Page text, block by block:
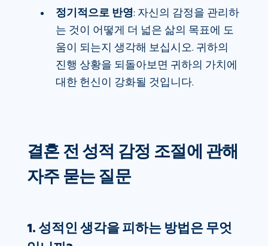
정기적으로 반영: 자신의 감정을 관리하
는 것이 어떻게 더 넓은 삶의 목표에 도
움이 되는지 생각해 보십시오. 귀하의
진행 상황을 되돌아보면 귀하의 가치에
대한 헌신이 강화될 것입니다.
결혼 전 성적 감정 조절에 관해
자주 묻는 질문
1. 성적인 생각을 피하는 방법은 무엇